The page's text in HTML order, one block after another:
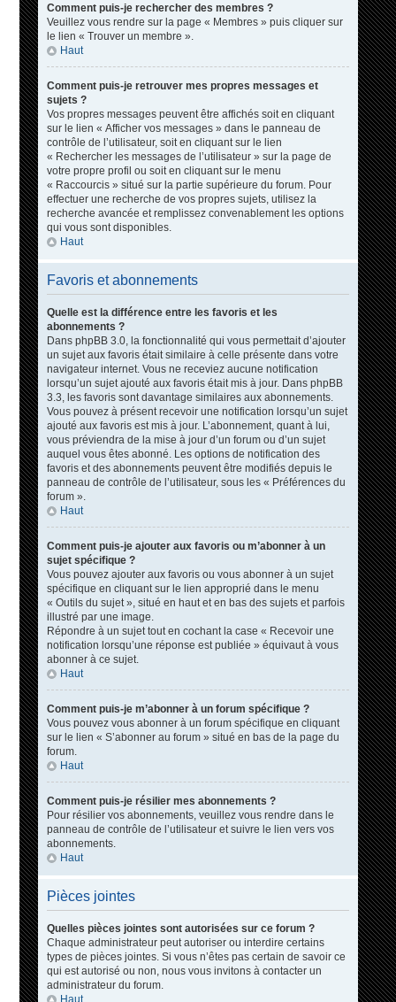
Comment puis-je rechercher des membres ?
Veuillez vous rendre sur la page « Membres » puis cliquer sur
le lien « Trouver un membre ».
Haut
Comment puis-je retrouver mes propres messages et
sujets ?
Vos propres messages peuvent être affichés soit en cliquant
sur le lien « Afficher vos messages » dans le panneau de
contrôle de l’utilisateur, soit en cliquant sur le lien
« Rechercher les messages de l’utilisateur » sur la page de
votre propre profil ou soit en cliquant sur le menu
« Raccourcis » situé sur la partie supérieure du forum. Pour
effectuer une recherche de vos propres sujets, utilisez la
recherche avancée et remplissez convenablement les options
qui vous sont disponibles.
Haut
Favoris et abonnements
Quelle est la différence entre les favoris et les
abonnements ?
Dans phpBB 3.0, la fonctionnalité qui vous permettait d’ajouter
un sujet aux favoris était similaire à celle présente dans votre
navigateur internet. Vous ne receviez aucune notification
lorsqu’un sujet ajouté aux favoris était mis à jour. Dans phpBB
3.3, les favoris sont davantage similaires aux abonnements.
Vous pouvez à présent recevoir une notification lorsqu’un sujet
ajouté aux favoris est mis à jour. L’abonnement, quant à lui,
vous préviendra de la mise à jour d’un forum ou d’un sujet
auquel vous êtes abonné. Les options de notification des
favoris et des abonnements peuvent être modifiés depuis le
panneau de contrôle de l’utilisateur, sous les « Préférences du
forum ».
Haut
Comment puis-je ajouter aux favoris ou m’abonner à un
sujet spécifique ?
Vous pouvez ajouter aux favoris ou vous abonner à un sujet
spécifique en cliquant sur le lien approprié dans le menu
« Outils du sujet », situé en haut et en bas des sujets et parfois
illustré par une image.
Répondre à un sujet tout en cochant la case « Recevoir une
notification lorsqu’une réponse est publiée » équivaut à vous
abonner à ce sujet.
Haut
Comment puis-je m’abonner à un forum spécifique ?
Vous pouvez vous abonner à un forum spécifique en cliquant
sur le lien « S’abonner au forum » situé en bas de la page du
forum.
Haut
Comment puis-je résilier mes abonnements ?
Pour résilier vos abonnements, veuillez vous rendre dans le
panneau de contrôle de l’utilisateur et suivre le lien vers vos
abonnements.
Haut
Pièces jointes
Quelles pièces jointes sont autorisées sur ce forum ?
Chaque administrateur peut autoriser ou interdire certains
types de pièces jointes. Si vous n’êtes pas certain de savoir ce
qui est autorisé ou non, nous vous invitons à contacter un
administrateur du forum.
Haut